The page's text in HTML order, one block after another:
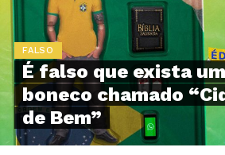
FALSO
É falso que exista um
boneco chamado
de Bem”